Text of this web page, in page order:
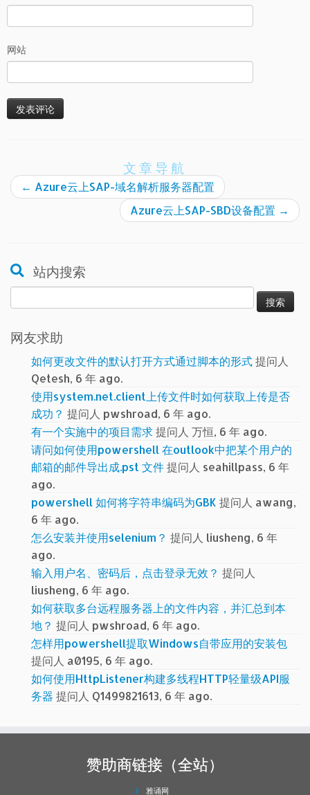
网站
文章导航
← Azure云上SAP-域名解析服务器配置
Azure云上SAP-SBD设备配置 →
站内搜索
索：
网友求助
如何更改文件的默认打开方式通过脚本的形式提问人
Qetesh, 6 年 ago.
使用system.net.client上传文件时如何获取上传是否
成功？ 提问人 pwshroad, 6 年 ago.
有一个实施中的项目需求提问人 万恒, 6 年 ago.
请问如何使用powershell 在outlook中把某个用户的
邮箱的邮件导出成.pst 文件提问人 seahillpass, 6 年
ago.
powershell 如何将字符串编码为GBK 提问人 awang,
6 年 ago.
怎么安装并使用selenium？ 提问人 liusheng, 6 年
ago.
输入用户名、密码后，点击登录无效？ 提问人
liusheng, 6 年 ago.
如何获取多台远程服务器上的文件内容，并汇总到本
地？ 提问人 pwshroad, 6 年 ago.
怎样用powershell提取Windows自带应用的安装包
提问人 a0195, 6 年 ago.
如何使用HttpListener构建多线程HTTP轻量级API服
务器 提问人 Q1499821613, 6 年 ago.
赞助商链接（全站）
雅诵网